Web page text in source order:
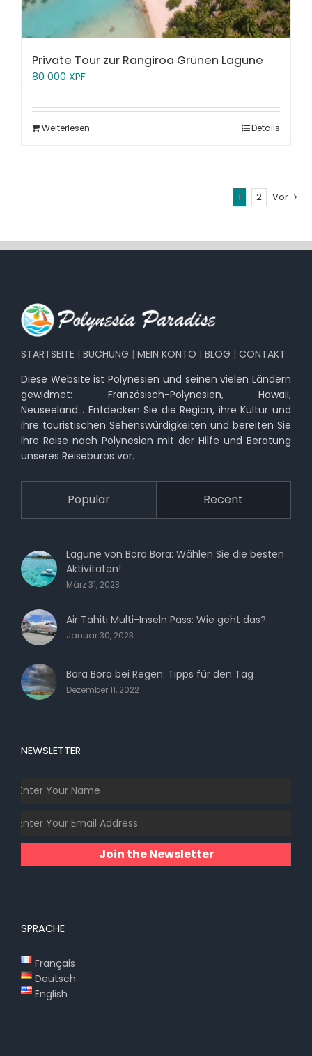
Private Tour zur Rangiroa Grünen Lagune
80 000 XPF
Weiterlesen Details
1 2 Vor
STARTSEITE | BUCHUNG | MEIN KONTO | BLOG | CONTAKT
Diese Website ist Polynesien und seinen vielen Ländern
gewidmet: Französisch-Polynesien, Hawaii,
Neuseeland… Entdecken Sie die Region, ihre Kultur und
ihre touristischen Sehenswürdigkeiten und bereiten Sie
Ihre Reise nach Polynesien mit der Hilfe und Beratung
unseres Reisebüros vor.
Popular Recent
Lagune von Bora Bora: Wählen Sie die besten
Aktivitäten!
März 31, 2023
Air Tahiti Multi-Inseln Pass: Wie geht das?
Januar 30, 2023
Bora Bora bei Regen: Tipps für den Tag
Dezember 11, 2022
NEWSLETTER
Join the Newsletter
SPRACHE
Français
Deutsch
English